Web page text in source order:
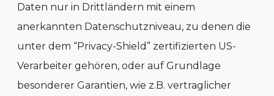
Daten nur in Drittländern mit einem
anerkannten Datenschutzniveau, zu denen die
unter dem “Privacy-Shield” zertifizierten US-
Verarbeiter gehören, oder auf Grundlage
besonderer Garantien, wie z.B. vertraglicher